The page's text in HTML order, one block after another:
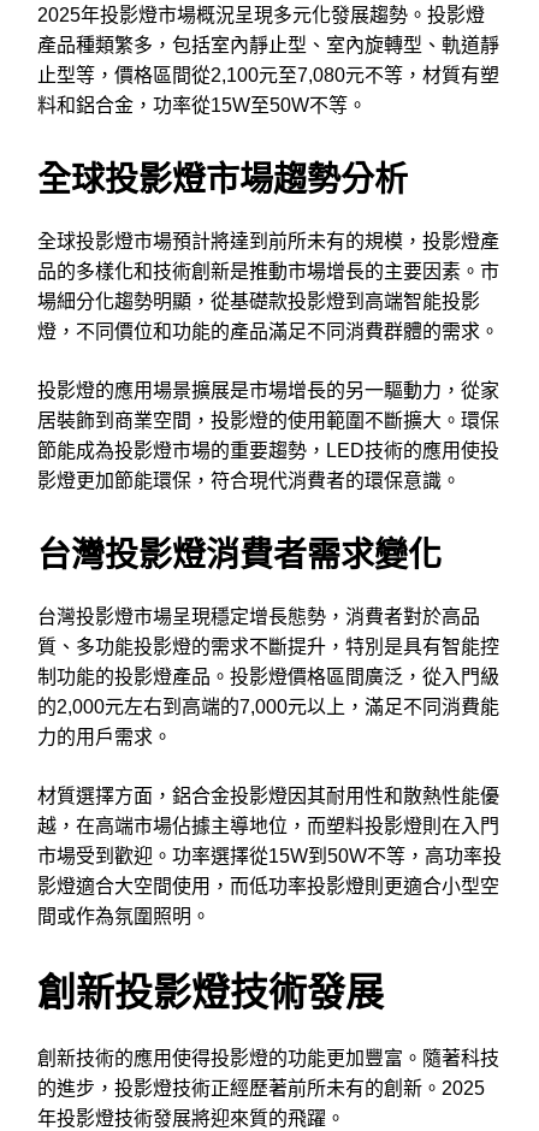
2025年投影燈市場概況呈現多元化發展趨勢。投影燈
產品種類繁多，包括室內靜止型、室內旋轉型、軌道靜
止型等，價格區間從2,100元至7,080元不等，材質有塑
料和鋁合金，功率從15W至50W不等。
全球投影燈市場趨勢分析
全球投影燈市場預計將達到前所未有的規模，投影燈產
品的多樣化和技術創新是推動市場增長的主要因素。市
場細分化趨勢明顯，從基礎款投影燈到高端智能投影
燈，不同價位和功能的產品滿足不同消費群體的需求。
投影燈的應用場景擴展是市場增長的另一驅動力，從家
居裝飾到商業空間，投影燈的使用範圍不斷擴大。環保
節能成為投影燈市場的重要趨勢，LED技術的應用使投
影燈更加節能環保，符合現代消費者的環保意識。
台灣投影燈消費者需求變化
台灣投影燈市場呈現穩定增長態勢，消費者對於高品
質、多功能投影燈的需求不斷提升，特別是具有智能控
制功能的投影燈產品。投影燈價格區間廣泛，從入門級
的2,000元左右到高端的7,000元以上，滿足不同消費能
力的用戶需求。
材質選擇方面，鋁合金投影燈因其耐用性和散熱性能優
越，在高端市場佔據主導地位，而塑料投影燈則在入門
市場受到歡迎。功率選擇從15W到50W不等，高功率投
影燈適合大空間使用，而低功率投影燈則更適合小型空
間或作為氛圍照明。
創新投影燈技術發展
創新技術的應用使得投影燈的功能更加豐富。隨著科技
的進步，投影燈技術正經歷著前所未有的創新。2025
年投影燈技術發展將迎來質的飛躍。